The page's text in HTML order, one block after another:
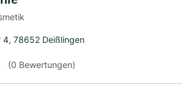
4, 78652 Deißlingen
(0 Bewertungen)